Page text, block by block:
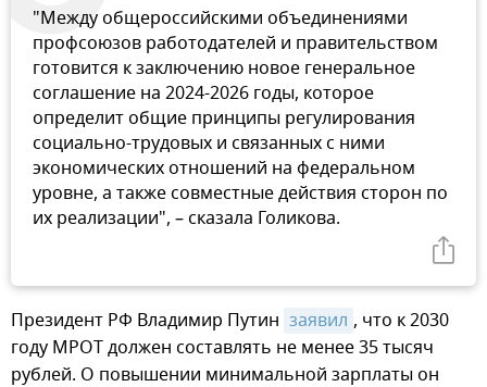
"Между общероссийскими объединениями
профсоюзов работодателей и правительством
готовится к заключению новое генеральное
соглашение на 2024-2026 годы, которое
определит общие принципы регулирования
социально-трудовых и связанных с ними
экономических отношений на федеральном
уровне, а также совместные действия сторон по
их реализации", – сказала Голикова.
Президент РФ Владимир Путин заявил , что к 2030
году МРОТ должен составлять не менее 35 тысяч
рублей. О повышении минимальной зарплаты он